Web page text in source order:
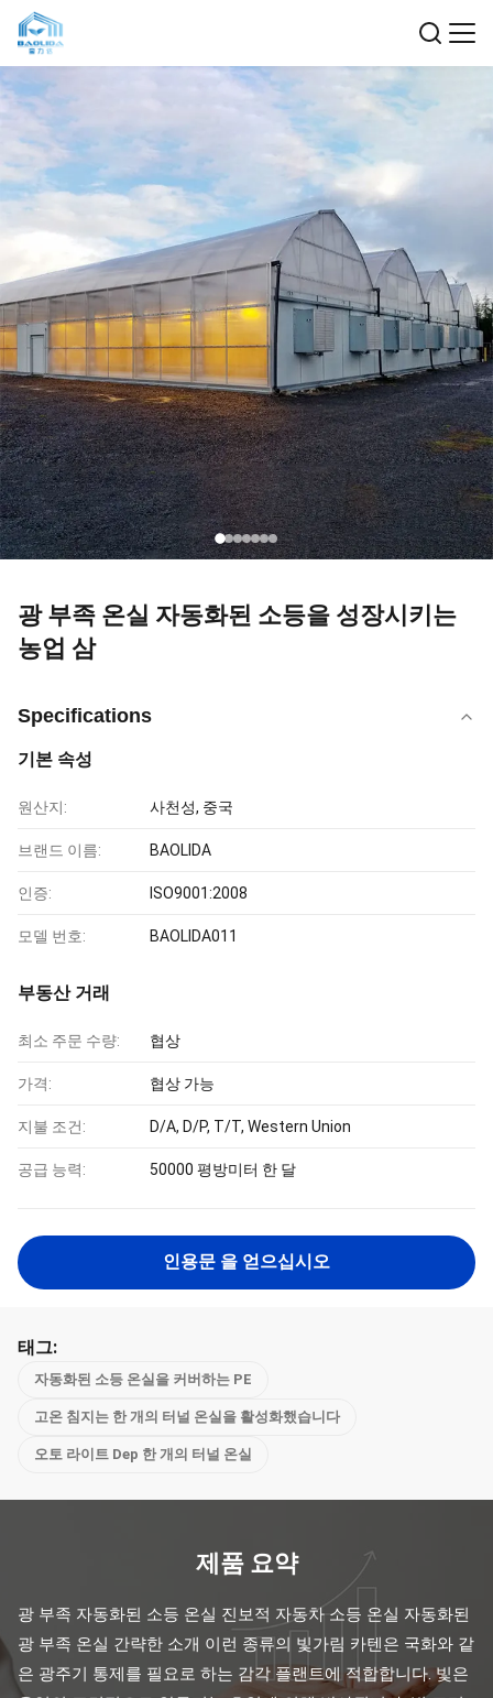
광 부족 온실 자동화된 소등을 성장시키는
농업 삼
Specifications
기본 속성
원산지: 사천성, 중국
브랜드 이름: BAOLIDA
인증: ISO9001:2008
모델 번호: BAOLIDA011
부동산 거래
최소 주문 수량: 협상
가격: 협상 가능
지불 조건: D/A, D/P, T/T, Western Union
공급 능력: 50000 평방미터 한 달
인용문 을 얻으십시오
태그:
자동화된 소등 온실을 커버하는 PE
고온 침지는 한 개의 터널 온실을 활성화했습니다
오토 라이트 Dep 한 개의 터널 온실
제품 요약
광 부족 자동화된 소등 온실 진보적 자동차 소등 온실 자동화된
광 부족 온실 간략한 소개 이런 종류의 빛가림 카텐은 국화와 같
은 광주기 통제를 필요로 하는 감각 플랜트에 적합합니다. 빛은